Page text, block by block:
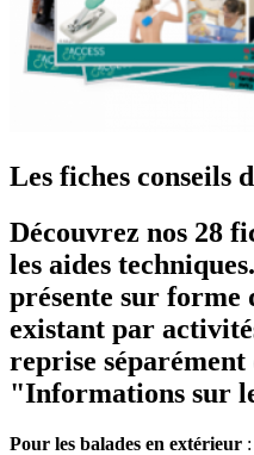
Les fiches conseils
Découvrez nos 28
les aides
présente sur forme
existant par
reprise
"Informations sur
Pour les balades en extérieur :